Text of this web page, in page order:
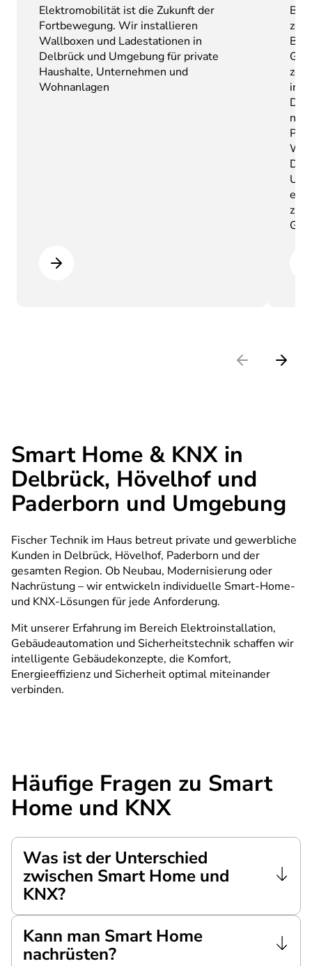
Elektromobilität ist die Zukunft der
Fortbewegung. Wir installieren
Wallboxen und Ladestationen in
Delbrück und Umgebung für private
Haushalte, Unternehmen und
Wohnanlagen
Smart Home & KNX in
Delbrück, Hövelhof und
Paderborn und Umgebung
Fischer Technik im Haus betreut private und gewerbliche
Kunden in Delbrück, Hövelhof, Paderborn und der
gesamten Region. Ob Neubau, Modernisierung oder
Nachrüstung – wir entwickeln individuelle Smart-Home-
und KNX-Lösungen für jede Anforderung.
Mit unserer Erfahrung im Bereich Elektroinstallation,
Gebäudeautomation und Sicherheitstechnik schaffen wir
intelligente Gebäudekonzepte, die Komfort,
Energieeffizienz und Sicherheit optimal miteinander
verbinden.
Häufige Fragen zu Smart
Home und KNX
Was ist der Unterschied
zwischen Smart Home und
KNX?
Kann man Smart Home
nachrüsten?